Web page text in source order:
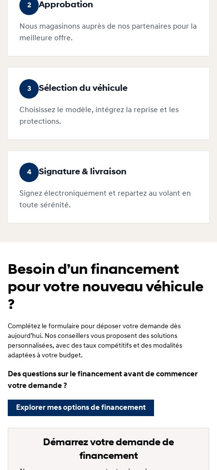
2 Approbation
Nous magasinons auprès de nos partenaires pour la
meilleure offre.
3 Sélection du véhicule
Choisissez le modèle, intégrez la reprise et les
protections.
4 Signature & livraison
Signez électroniquement et repartez au volant en
toute sérénité.
Besoin d’un financement
pour votre nouveau véhicule
?
Complétez le formulaire pour déposer votre demande dès
aujourd’hui. Nos conseillers vous proposent des solutions
personnalisées, avec des taux compétitifs et des modalités
adaptées à votre budget.
Des questions sur le financement avant de commencer
votre demande ?
Explorer mes options de financement
Démarrez votre demande de
financement